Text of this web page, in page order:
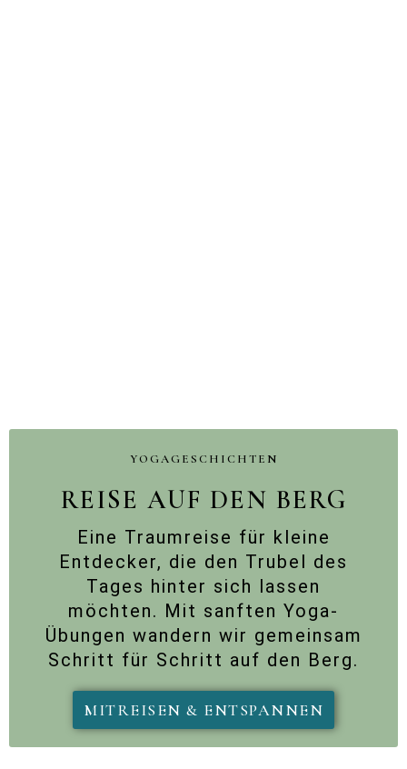
YOGAGESCHICHTEN
REISE AUF DEN BERG
Eine Traumreise für kleine
Entdecker, die den Trubel des
Tages hinter sich lassen
möchten. Mit sanften Yoga-
Übungen wandern wir gemeinsam
Schritt für Schritt auf den Berg.
MITREISEN & ENTSPANNEN